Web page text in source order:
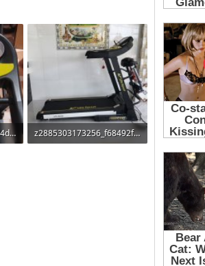
z2538540918337_a1704dafa8c33f0581a302dbd07db53b.jpg
z2885303173256_f68492f417a77da15412330aab5f2bf8.jpg